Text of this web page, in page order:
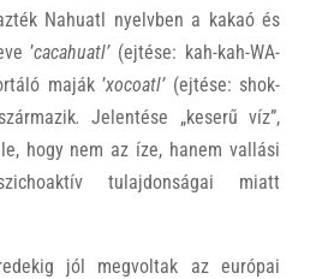
Nahuatl nyelvben a kakaó és
’cacahuatl’ (ejtése: kah-kah-WA-
maják ’xocoatl’ (ejtése: shok-
.Jelentése „keserű víz”,
hogy nem az íze, hanem vallási
tulajdonságai miatt
jól megvoltak az európai